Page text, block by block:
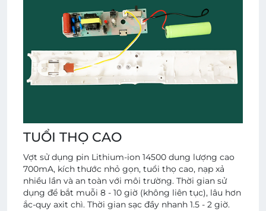
TUỔI THỌ CAO
Vợt sử dụng pin Lithium-ion 14500 dung lượng cao
700mA, kích thước nhỏ gọn, tuổi thọ cao, nạp xả
nhiều lần và an toàn với môi trường. Thời gian sử
dụng để bắt muỗi 8 - 10 giờ (không liên tục), lâu hơn
ắc-quy axit chì. Thời gian sạc đầy nhanh 1.5 - 2 giờ.